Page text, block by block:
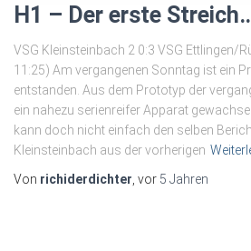
H1 – Der erste
VSG Kleinsteinbach 2 0:3 VSG Ettlingen/
11:25) Am vergangenen Sonntag ist ein
entstanden. Aus dem Prototyp der
ein nahezu serienreifer Apparat
kann doch nicht einfach den selben
Kleinsteinbach aus der vorherigen
Von richiderdichter , vor 5 Jahren